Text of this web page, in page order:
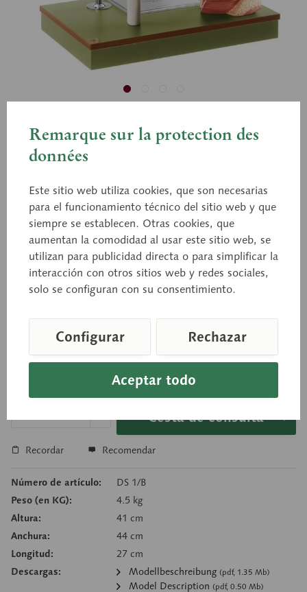
DS 1/B
Órgano auditivo con pabellón
Aprox. 4 aumentos, de SOMSO-PLAST®.
Desmontable en pabellón auricular, hueso petroso
(3 piezas), tímpano con martillo y yunque,
laberinto (2 piezas), trompa de Eustaquio. En total
Precio a consultar
Tiempo de entrega a petición
Cesta de consulta
Recordar Recomendar
Número de artículo:
DS 1/B
Peso (en KG):
4.5 kg
Altura:
41 cm
Anchura:
44 cm
Longitud:
27 cm
Descargas:
Modellbeschreibung (pdf, 1.35 Mb)
Model Description (pdf, 0.50 Mb)
Remarque sur la protection des
données
Este sitio web utiliza cookies, que son necesarias
para el funcionamiento técnico del sitio web y que
siempre se establecen. Otras cookies, que
aumentan la comodidad al usar este sitio web, se
utilizan para publicidad directa o para simplificar la
interacción con otros sitios web y redes sociales,
solo se configuran con su consentimiento.
Aceptar todo
Configurar Rechazar